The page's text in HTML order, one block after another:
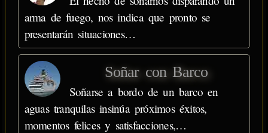
arma de fuego, nos indica que pronto se
presentarán situaciones…
Soñar con Barco
Soñarse a bordo de un barco en
aguas tranquilas insinúa próximos éxitos,
momentos felices y satisfacciones,…